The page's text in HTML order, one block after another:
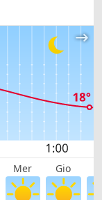
Mer Gio